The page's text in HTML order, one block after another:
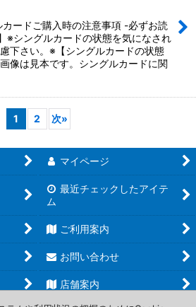
カードご購入時の注意事項 -必ずお読
※シングルカードの状態を気になされ
下さい。※【シングルカードの状態
像は見本です。シングルカードに関
1 2 次»
マイページ
最近チェックしたアイテ
ム
ご利用案内
お問い合わせ
店舗案内